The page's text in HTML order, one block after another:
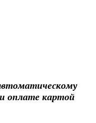
оплате картой